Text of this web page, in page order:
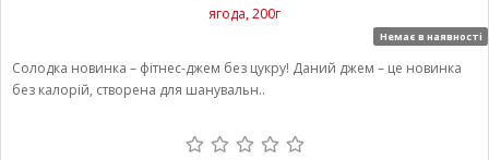
Немає в наявності
Солодка новинка – фітнес-джем без цукру! Даний джем – це новинка
без калорій, створена для шанувальн..